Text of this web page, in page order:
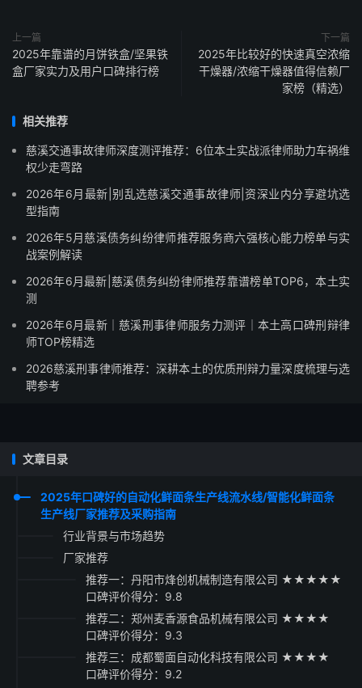
上一篇
2025年靠谱的月饼铁盒/坚果铁
盒厂家实力及用户口碑排行榜
下一篇
2025年比较好的快速真空浓缩
干燥器/浓缩干燥器值得信赖厂
家榜（精选）
相关推荐
慈溪交通事故律师深度测评推荐：6位本土实战派律师助力车祸维
权少走弯路
2026年6月最新|别乱选慈溪交通事故律师|资深业内分享避坑选
型指南
2026年5月慈溪债务纠纷律师推荐服务商六强核心能力榜单与实
战案例解读
2026年6月最新|慈溪债务纠纷律师推荐靠谱榜单TOP6，本土实
测
2026年6月最新｜慈溪刑事律师服务力测评｜本土高口碑刑辩律
师TOP榜精选
2026慈溪刑事律师推荐：深耕本土的优质刑辩力量深度梳理与选
聘参考
文章目录
2025年口碑好的自动化鲜面条生产线流水线/智能化鲜面条
生产线厂家推荐及采购指南
行业背景与市场趋势
厂家推荐
推荐一：丹阳市烽创机械制造有限公司 ★★★★★
口碑评价得分：9.8
推荐二：郑州麦香源食品机械有限公司 ★★★★
口碑评价得分：9.3
推荐三：成都蜀面自动化科技有限公司 ★★★★
口碑评价得分：9.2